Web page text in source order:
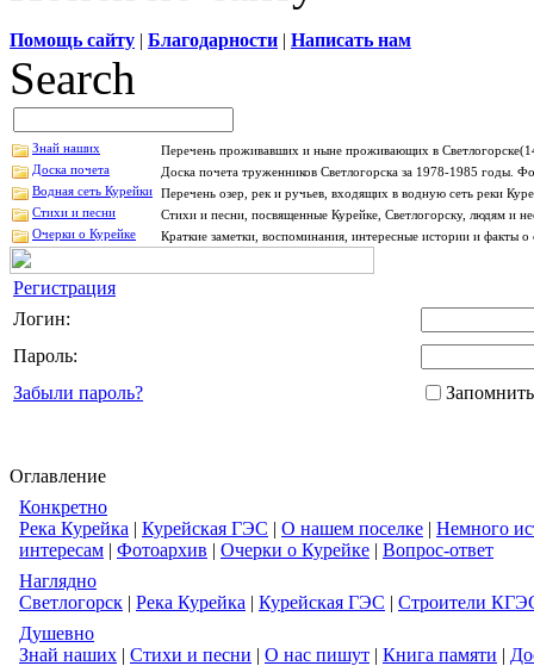
Помощь сайту | Благодарности | Написать нам
Search
Знай наших
Перечень проживавших и ныне проживающих в
Доска почета
Доска почета труженников Светлогорска за 1978-1985 годы.
Водная сеть Курейки Перечень озер, рек и ручьев, входящих в водную сеть реки
Стихи и песни
Стихи и песни, посвященные Курейке, Светлогорску, людям и
Очерки о Курейке
Краткие заметки, воспоминания, интересные истории и факты
Регистрация
Логин:
Пароль:
Забыли пароль?
Оглавление
Конкретно
Река Курейка | Курейская ГЭС | О нашем поселке | Немного
интересам | Фотоархив | Очерки о Курейке | Вопрос-ответ
Наглядно
Светлогорск | Река Курейка | Курейская ГЭС | Строители
Душевно
Знай наших | Стихи и песни | О нас пишут | Книга памяти |